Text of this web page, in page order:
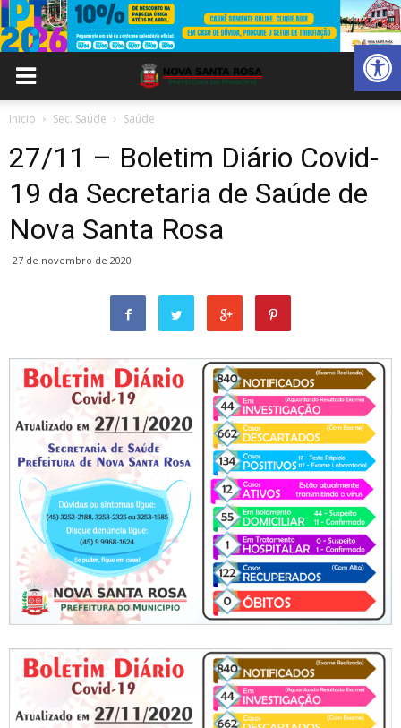
Abrir
Inicio Sec. Saúde Saúde
27/11 – Boletim Diário Covid-
19 da Secretaria de Saúde de
Nova Santa Rosa
27 de novembro de 2020